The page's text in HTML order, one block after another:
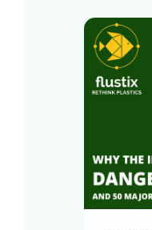
der
SUPD
koppeln